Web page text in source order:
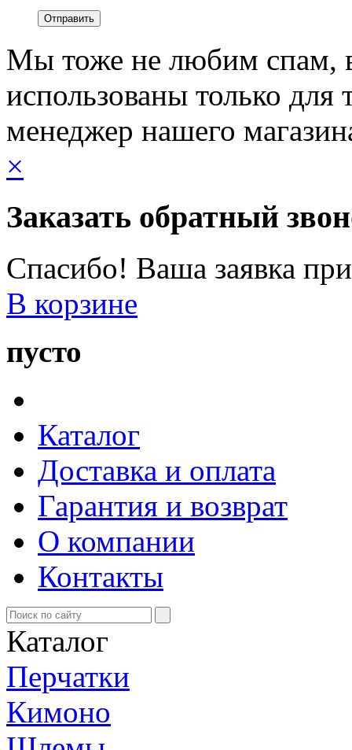
Мы тоже не любим спам,
использованы только для
менеджер нашего
×
Заказать обратный
Спасибо! Ваша заявка
В корзине
пусто
Каталог
Доставка и оплата
Гарантия и возврат
О компании
Контакты
Каталог
Перчатки
Кимоно